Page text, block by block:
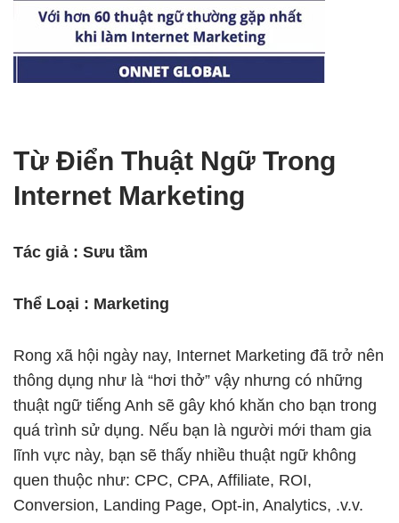
Từ Điển Thuật Ngữ Trong
Internet Marketing
Tác giả : Sưu tầm
Thể Loại : Marketing
Rong xã hội ngày nay, Internet Marketing đã trở nên
thông dụng như là “hơi thở” vậy nhưng có những
thuật ngữ tiếng Anh sẽ gây khó khăn cho bạn trong
quá trình sử dụng. Nếu bạn là người mới tham gia
lĩnh vực này, bạn sẽ thấy nhiều thuật ngữ không
quen thuộc như: CPC, CPA, Affiliate, ROI,
Conversion, Landing Page, Opt-in, Analytics, .v.v.